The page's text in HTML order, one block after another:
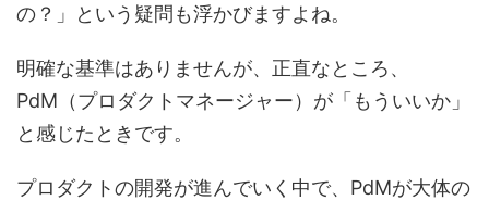
の？」という疑問も浮かびますよね。
明確な基準はありませんが、正直なところ、
PdM（プロダクトマネージャー）が「もういいか」
と感じたときです。
プロダクトの開発が進んでいく中で、PdMが大体の